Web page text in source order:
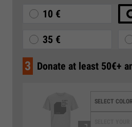
10 €
35 €
3 Donate at least 50€+